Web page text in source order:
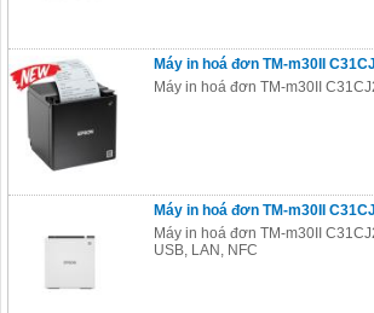
Máy in hoá đơn TM-m30II
Máy in hoá đơn TM-m30II
Máy in hoá đơn TM-m30II
Máy in hoá đơn TM-m30II
USB, LAN, NFC